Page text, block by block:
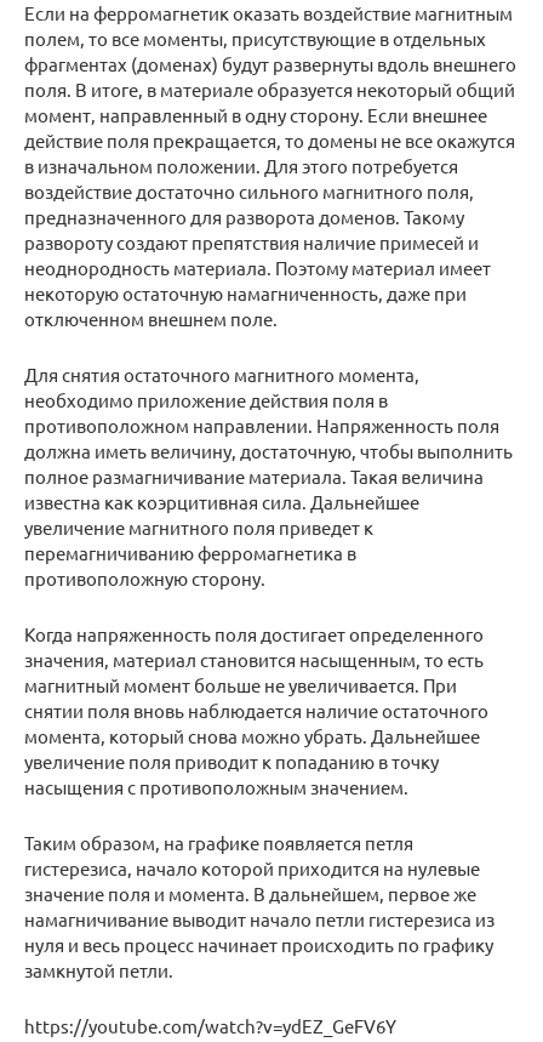
Если на ферромагнетик оказать воздействие магнитным
полем, то все моменты, присутствующие в отдельных
фрагментах (доменах) будут развернуты вдоль внешнего
поля. В итоге, в материале образуется некоторый общий
момент, направленный в одну сторону. Если внешнее
действие поля прекращается, то домены не все окажутся
в изначальном положении. Для этого потребуется
воздействие достаточно сильного магнитного поля,
предназначенного для разворота доменов. Такому
развороту создают препятствия наличие примесей и
неоднородность материала. Поэтому материал имеет
некоторую остаточную намагниченность, даже при
отключенном внешнем поле.
Для снятия остаточного магнитного момента,
необходимо приложение действия поля в
противоположном направлении. Напряженность поля
должна иметь величину, достаточную, чтобы выполнить
полное размагничивание материала. Такая величина
известна как коэрцитивная сила. Дальнейшее
увеличение магнитного поля приведет к
перемагничиванию ферромагнетика в
противоположную сторону.
Когда напряженность поля достигает определенного
значения, материал становится насыщенным, то есть
магнитный момент больше не увеличивается. При
снятии поля вновь наблюдается наличие остаточного
момента, который снова можно убрать. Дальнейшее
увеличение поля приводит к попаданию в точку
насыщения с противоположным значением.
Таким образом, на графике появляется петля
гистерезиса, начало которой приходится на нулевые
значение поля и момента. В дальнейшем, первое же
намагничивание выводит начало петли гистерезиса из
нуля и весь процесс начинает происходить по графику
замкнутой петли.
https://youtube.com/watch?v=ydEZ_GeFV6Y